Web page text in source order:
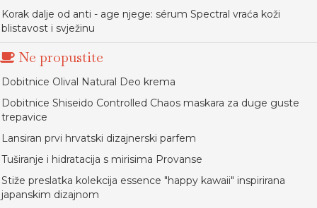
Korak dalje od anti - age njege: sérum Spectral vraća koži
blistavost i svježinu
Ne propustite
Dobitnice Olival Natural Deo krema
Dobitnice Shiseido Controlled Chaos maskara za duge guste
trepavice
Lansiran prvi hrvatski dizajnerski parfem
Tuširanje i hidratacija s mirisima Provanse
Stiže preslatka kolekcija essence "happy kawaii" inspirirana
japanskim dizajnom